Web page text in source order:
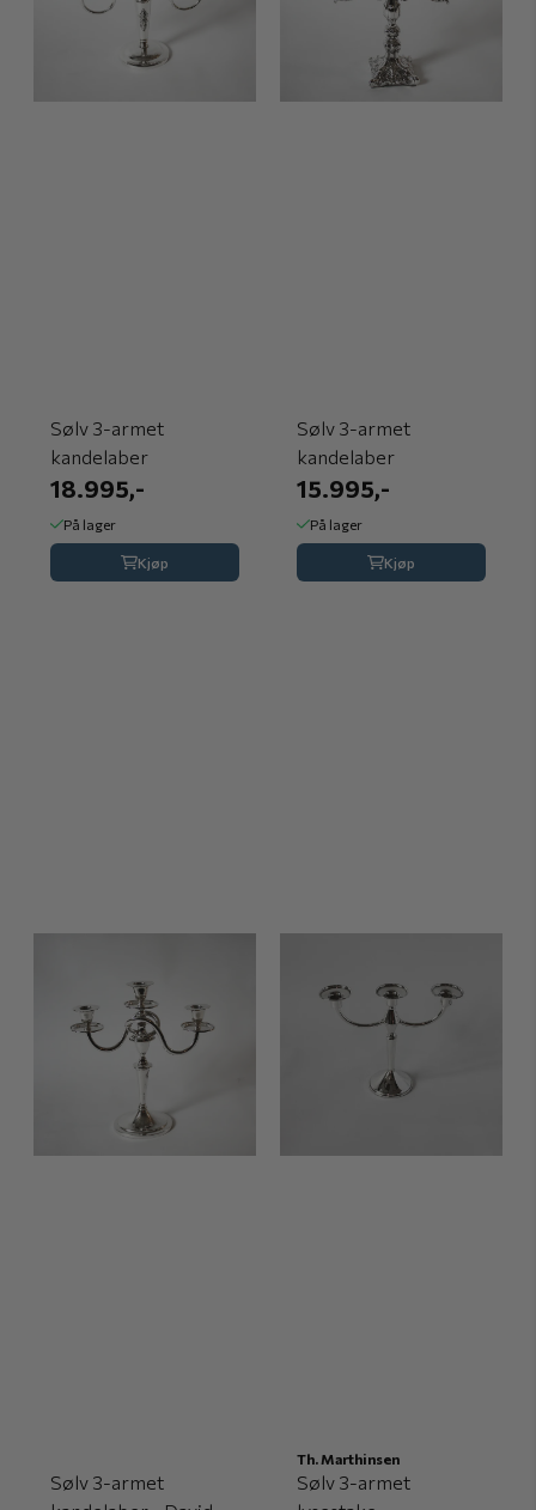
Sølv 3-armet
kandelaber
18.995,-
På lager
Kjøp
Sølv 3-armet
kandelaber
15.995,-
På lager
Kjøp
Sølv 3-armet
Th. Marthinsen
Sølv 3-armet